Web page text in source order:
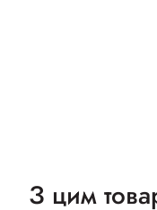
З цим